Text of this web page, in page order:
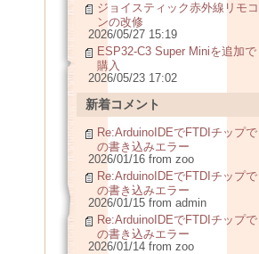
ジョイスティック赤外線リモコ
ンの改修
2026/05/27 15:19
ESP32-C3 Super Miniを追加で
購入
2026/05/23 17:02
新着コメント
Re:ArduinoIDEでFTDIチップで
の書き込みエラー
2026/01/16 from zoo
Re:ArduinoIDEでFTDIチップで
の書き込みエラー
2026/01/15 from admin
Re:ArduinoIDEでFTDIチップで
の書き込みエラー
2026/01/14 from zoo